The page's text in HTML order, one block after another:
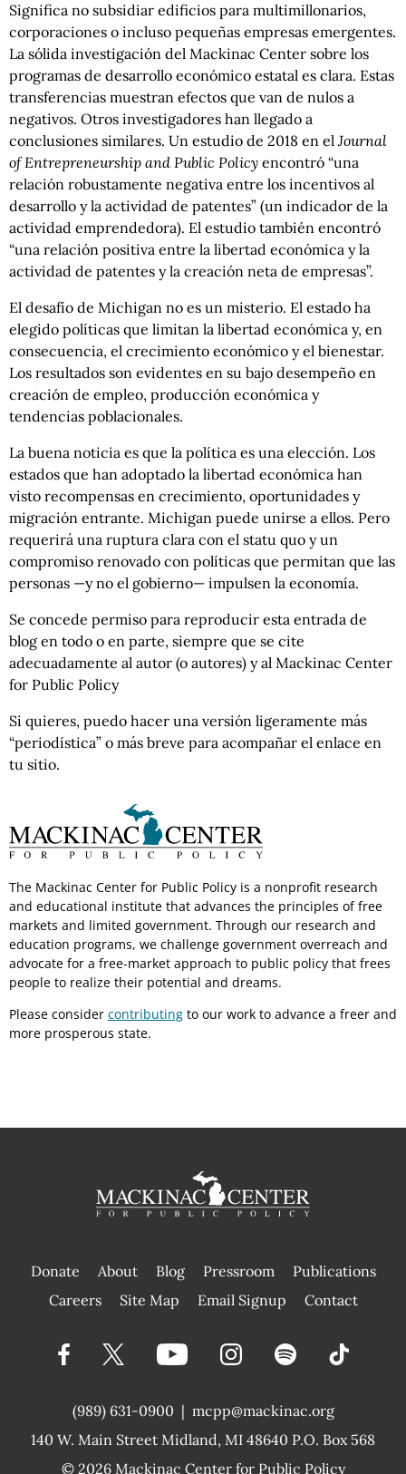
Significa no subsidiar edificios para multimillonarios,
corporaciones o incluso pequeñas empresas emergentes.
La sólida investigación del Mackinac Center sobre los
programas de desarrollo económico estatal es clara. Estas
transferencias muestran efectos que van de nulos a
negativos. Otros investigadores han llegado a
conclusiones similares. Un estudio de 2018 en elJournal
of Entrepreneurship and Public Policy encontró “una
relación robustamente negativa entre los incentivos al
desarrollo y la actividad de patentes” (un indicador de la
actividad emprendedora). El estudio también encontró
“una relación positiva entre la libertad económica y la
actividad de patentes y la creación neta de empresas”.
El desafío de Michigan no es un misterio. El estado ha
elegido políticas que limitan la libertad económica y, en
consecuencia, el crecimiento económico y el bienestar.
Los resultados son evidentes en su bajo desempeño en
creación de empleo, producción económica y
tendencias poblacionales.
La buena noticia es que la política es una elección. Los
estados que han adoptado la libertad económica han
visto recompensas en crecimiento, oportunidades y
migración entrante. Michigan puede unirse a ellos. Pero
requerirá una ruptura clara con el statu quo y un
compromiso renovado con políticas que permitan que las
personas —y no el gobierno— impulsen la economía.
Se concede permiso para reproducir esta entrada de
blog en todo o en parte, siempre que se cite
adecuadamente al autor (o autores) y al Mackinac Center
for Public Policy
Si quieres, puedo hacer una versión ligeramente más
“periodística” o más breve para acompañar el enlace en
tu sitio.
The Mackinac Center for Public Policy is a nonprofit research
and educational institute that advances the principles of free
markets and limited government. Through our research and
education programs, we challenge government overreach and
advocate for a free-market approach to public policy that frees
people to realize their potential and dreams.
Please consider contributing to our work to advance a freer and
more prosperous state.
Donate About Blog Pressroom
Publications
|
Careers Site Map Email Signup Contact
(989) 631-0900 |
140 W. Main Street Midland, MI 48640 P.O. Box 568
mcpp@mackinac.org
© 2026 Mackinac Center for Public Policy